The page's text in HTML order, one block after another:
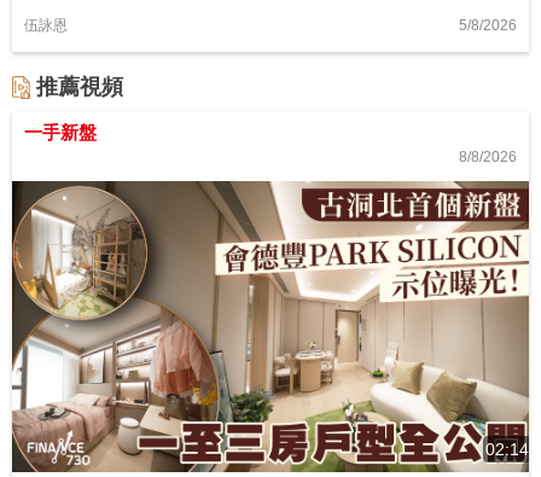
伍詠恩 5/8/2026
推薦視頻
一手新盤
8/8/2026
02:14